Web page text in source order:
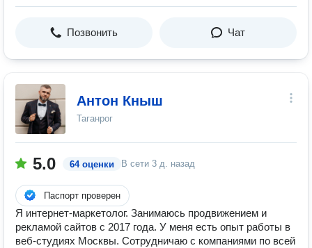
Позвонить Чат
Антон Кныш
Таганрог
5.0 64 оценки В сети 3 д. назад
Паспорт проверен
Я интернет-маркетолог. Занимаюсь продвижением и
рекламой сайтов с 2017 года. У меня есть опыт работы в
веб-студиях Москвы. Сотрудничаю с компаниями по всей